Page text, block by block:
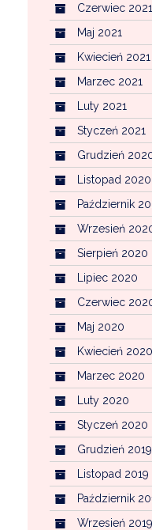
Czerwiec 2021
Maj 2021
Kwiecień 2021
Marzec 2021
Luty 2021
Styczeń 2021
Grudzień
Listopad 2020
Październik
Wrzesień
Sierpień 2020
Lipiec 2020
Czerwiec
Maj 2020
Kwiecień 2020
Marzec 2020
Luty 2020
Styczeń 2020
Grudzień 2019
Listopad 2019
Październik
Wrzesień 2019